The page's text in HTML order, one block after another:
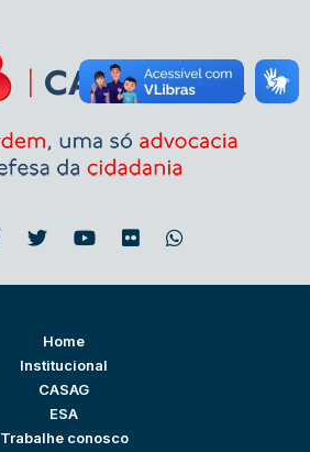
Home
Institucional
CASAG
ESA
Trabalhe conosco